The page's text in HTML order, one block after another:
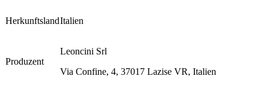
HerkunftslandItalien
Produzent
Leoncini Srl
Via Confine, 4, 37017 Lazise VR, Italien